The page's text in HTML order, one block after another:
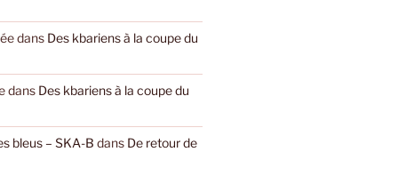
dans Des kbariens à la coupe du
dans Des kbariens à la coupe du
bleus – SKA-B dans De retour de